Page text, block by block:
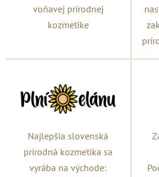
voňavej prírodnej
kozmetike
Najlepšia slovenská
prírodná kozmetika sa
vyrába na východe: